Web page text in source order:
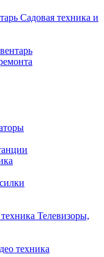
Садовая техника и
Телевизоры,
техника